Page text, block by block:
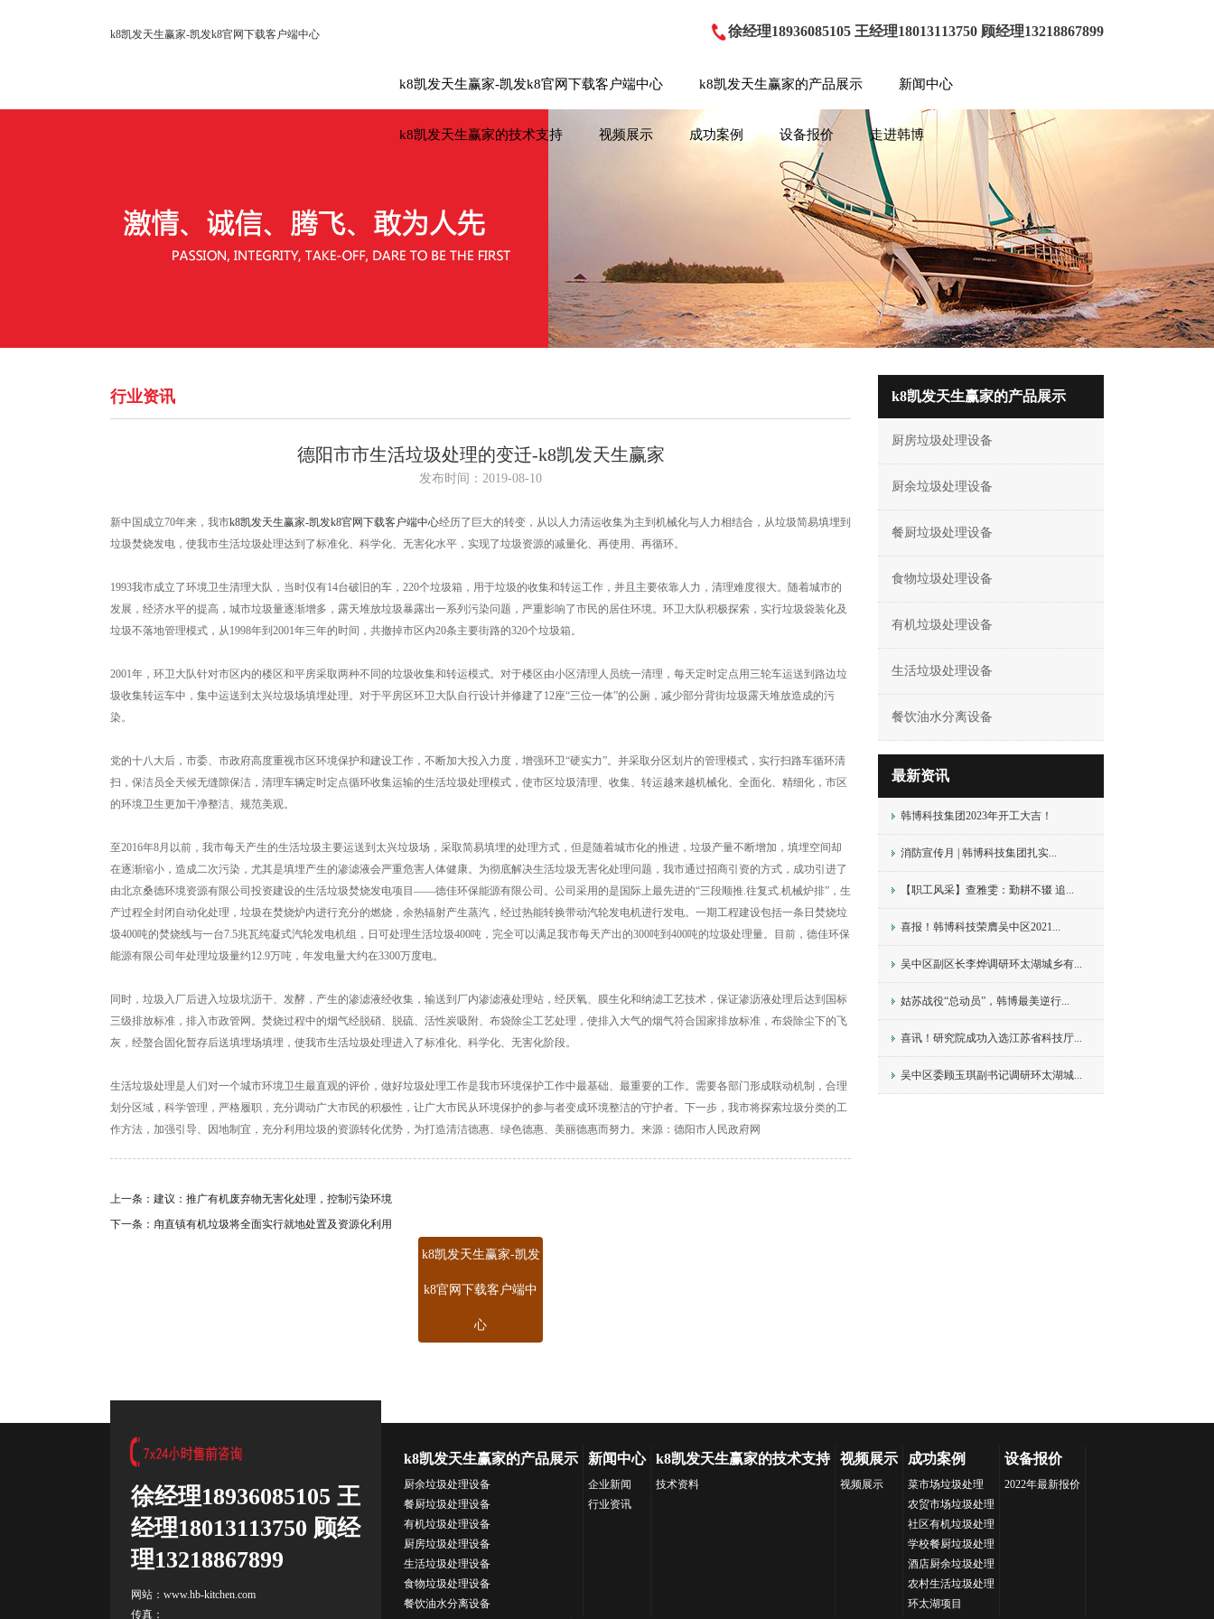
k8凯发天生赢家-凯发k8官网下载客户端中心 徐经理18936085105 王经理18013113750 顾经理13218867899
k8凯发天生赢家-凯发k8官网下载客户端中心 k8凯发天生赢家的产品展示 新闻中心
k8凯发天生赢家的技术支持 视频展示 成功案例 设备报价 走进韩博
行业资讯
德阳市市生活垃圾处理的变迁-k8凯发天生赢家
发布时间：2019-08-10
新中国成立70年来，我市k8凯发天生赢家-凯发k8官网下载客户端中心经历了巨大的转变，从以人力清运收集为主到机械化与人力相结合，从垃圾简易填埋到
垃圾焚烧发电，使我市生活垃圾处理达到了标准化、科学化、无害化水平，实现了垃圾资源的减量化、再使用、再循环。
1993我市成立了环境卫生清理大队，当时仅有14台破旧的车，220个垃圾箱，用于垃圾的收集和转运工作，并且主要依靠人力，清理难度很大。随着城市的
发展，经济水平的提高，城市垃圾量逐渐增多，露天堆放垃圾暴露出一系列污染问题，严重影响了市民的居住环境。环卫大队积极探索，实行垃圾袋装化及
垃圾不落地管理模式，从1998年到2001年三年的时间，共撤掉市区内20条主要街路的320个垃圾箱。
2001年，环卫大队针对市区内的楼区和平房采取两种不同的垃圾收集和转运模式。对于楼区由小区清理人员统一清理，每天定时定点用三轮车运送到路边垃
圾收集转运车中，集中运送到太兴垃圾场填埋处理。对于平房区环卫大队自行设计并修建了12座“三位一体”的公厕，减少部分背街垃圾露天堆放造成的污
染。
党的十八大后，市委、市政府高度重视市区环境保护和建设工作，不断加大投入力度，增强环卫“硬实力”。并采取分区划片的管理模式，实行扫路车循环清
扫，保洁员全天候无缝隙保洁，清理车辆定时定点循环收集运输的生活垃圾处理模式，使市区垃圾清理、收集、转运越来越机械化、全面化、精细化，市区
的环境卫生更加干净整洁、规范美观。
至2016年8月以前，我市每天产生的生活垃圾主要运送到太兴垃圾场，采取简易填埋的处理方式，但是随着城市化的推进，垃圾产量不断增加，填埋空间却
在逐渐缩小，造成二次污染，尤其是填埋产生的渗滤液会严重危害人体健康。为彻底解决生活垃圾无害化处理问题，我市通过招商引资的方式，成功引进了
由北京桑德环境资源有限公司投资建设的生活垃圾焚烧发电项目——德佳环保能源有限公司。公司采用的是国际上最先进的“三段顺推.往复式.机械炉排”，生
产过程全封闭自动化处理，垃圾在焚烧炉内进行充分的燃烧，余热辐射产生蒸汽，经过热能转换带动汽轮发电机进行发电。一期工程建设包括一条日焚烧垃
圾400吨的焚烧线与一台7.5兆瓦纯凝式汽轮发电机组，日可处理生活垃圾400吨，完全可以满足我市每天产出的300吨到400吨的垃圾处理量。目前，德佳环保
能源有限公司年处理垃圾量约12.9万吨，年发电量大约在3300万度电。
同时，垃圾入厂后进入垃圾坑沥干、发酵，产生的渗滤液经收集，输送到厂内渗滤液处理站，经厌氧、膜生化和纳滤工艺技术，保证渗沥液处理后达到国标
三级排放标准，排入市政管网。焚烧过程中的烟气经脱硝、脱硫、活性炭吸附、布袋除尘工艺处理，使排入大气的烟气符合国家排放标准，布袋除尘下的飞
灰，经螯合固化暂存后送填埋场填埋，使我市生活垃圾处理进入了标准化、科学化、无害化阶段。
生活垃圾处理是人们对一个城市环境卫生最直观的评价，做好垃圾处理工作是我市环境保护工作中最基础、最重要的工作。需要各部门形成联动机制，合理
划分区域，科学管理，严格履职，充分调动广大市民的积极性，让广大市民从环境保护的参与者变成环境整洁的守护者。下一步，我市将探索垃圾分类的工
作方法，加强引导、因地制宜，充分利用垃圾的资源转化优势，为打造清洁德惠、绿色德惠、美丽德惠而努力。来源：德阳市人民政府网
上一条： 建议：推广有机废弃物无害化处理，控制污染环境
下一条： 甪直镇有机垃圾将全面实行就地处置及资源化利用
k8凯发天生赢家-凯发
k8官网下载客户端中
心
k8凯发天生赢家的产品展示
厨房垃圾处理设备
厨余垃圾处理设备
餐厨垃圾处理设备
食物垃圾处理设备
有机垃圾处理设备
生活垃圾处理设备
餐饮油水分离设备
最新资讯
韩博科技集团2023年开工大吉！
消防宣传月 | 韩博科技集团扎实...
【职工风采】查雅雯：勤耕不辍 追...
喜报！韩博科技荣膺吴中区2021...
吴中区副区长李烨调研环太湖城乡有...
姑苏战役“总动员”，韩博最美逆行...
喜讯！研究院成功入选江苏省科技厅...
吴中区委顾玉琪副书记调研环太湖城...
徐经理18936085105 王
经理18013113750 顾经
理13218867899
网站：www.hb-kitchen.com
传真：
k8凯发天生赢家的产品展示
厨余垃圾处理设备
餐厨垃圾处理设备
有机垃圾处理设备
厨房垃圾处理设备
生活垃圾处理设备
食物垃圾处理设备
餐饮油水分离设备
新闻中心
企业新闻
行业资讯
k8凯发天生赢家的技术支持
技术资料
视频展示
视频展示
成功案例
菜市场垃圾处理
农贸市场垃圾处理
社区有机垃圾处理
学校餐厨垃圾处理
酒店厨余垃圾处理
农村生活垃圾处理
环太湖项目
设备报价
2022年最新报价